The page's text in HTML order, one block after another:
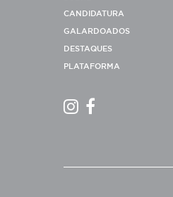
CANDIDATURA
GALARDOADOS
DESTAQUES
PLATAFORMA